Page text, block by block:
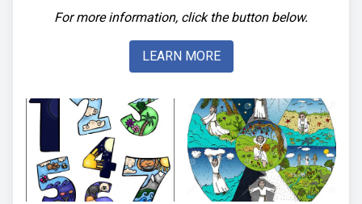
For more information, click the button below.
LEARN MORE